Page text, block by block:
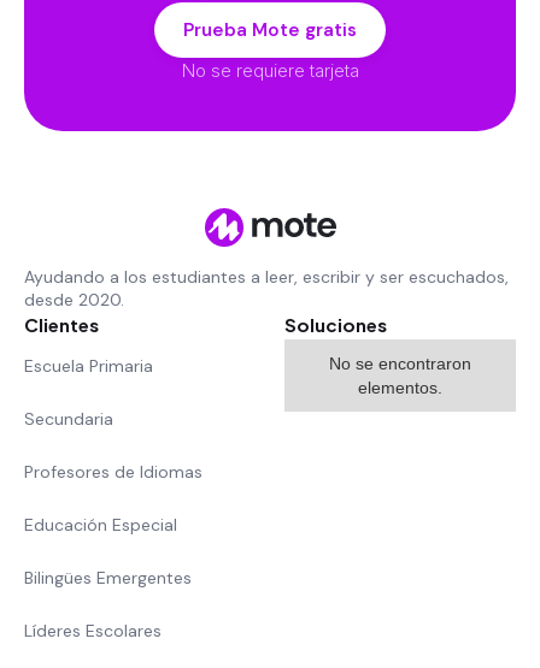
Prueba Mote gratis
No se requiere tarjeta
Ayudando a los estudiantes a leer, escribir y ser escuchados,
desde 2020.
Clientes
Escuela Primaria
Secundaria
Profesores de Idiomas
Educación Especial
Bilingües Emergentes
Líderes Escolares
Soluciones
No se encontraron
elementos.